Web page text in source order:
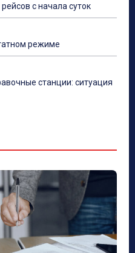
с начала суток
режиме
станции: ситуация